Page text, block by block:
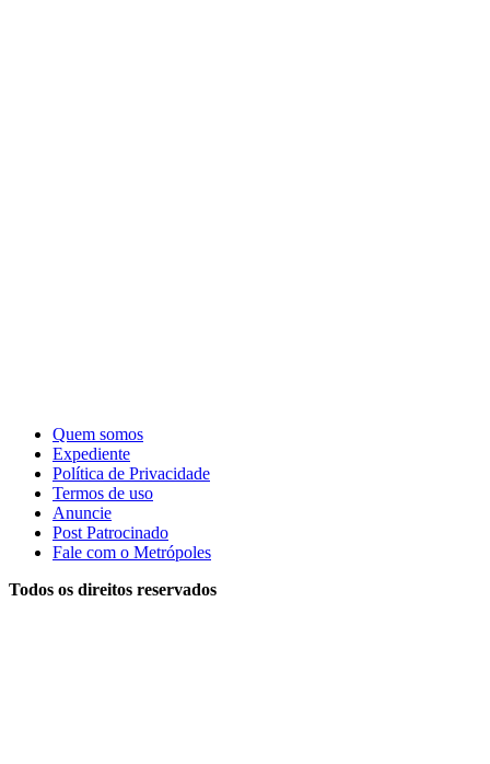
Quem somos
Expediente
Política de Privacidade
Termos de uso
Anuncie
Post Patrocinado
Fale com o Metrópoles
Todos os direitos reservados